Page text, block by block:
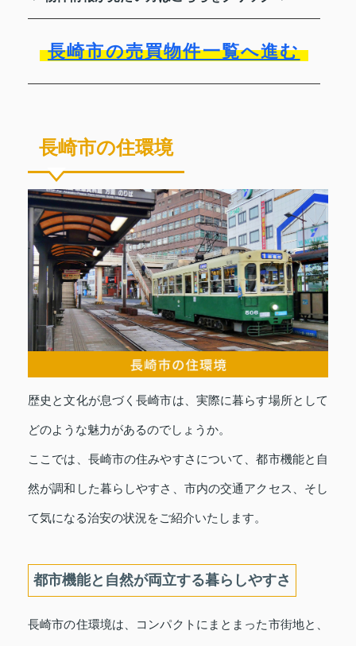
長崎市の売買物件一覧へ進む
長崎市の住環境
歴史と文化が息づく長崎市は、実際に暮らす場所として
どのような魅力があるのでしょうか。
ここでは、長崎市の住みやすさについて、都市機能と自
然が調和した暮らしやすさ、市内の交通アクセス、そし
て気になる治安の状況をご紹介いたします。
都市機能と自然が両立する暮らしやすさ
長崎市の住環境は、コンパクトにまとまった市街地と、